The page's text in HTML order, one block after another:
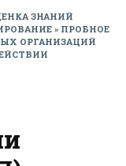
ЗНАНИЙ
» ПРОБНОЕ
ОРГАНИЗАЦИЙ